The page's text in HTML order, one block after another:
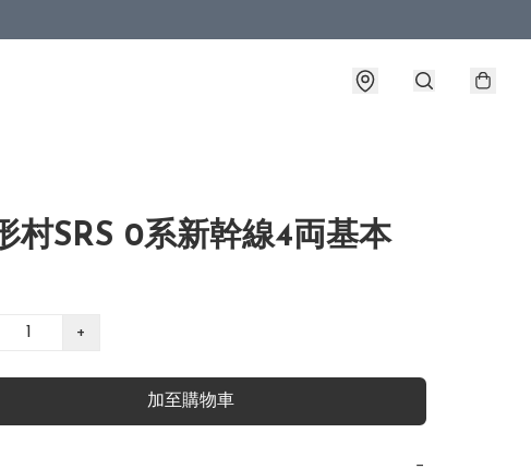
村SRS 0系新幹線4両基本
+
加至購物車
−